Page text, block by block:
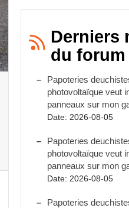
Derniers
du forum
Papoteries
photovoltaïque veut
panneaux sur mon
Date: 2026-08-05
Papoteries
photovoltaïque veut
panneaux sur mon
Date: 2026-08-05
Papoteries